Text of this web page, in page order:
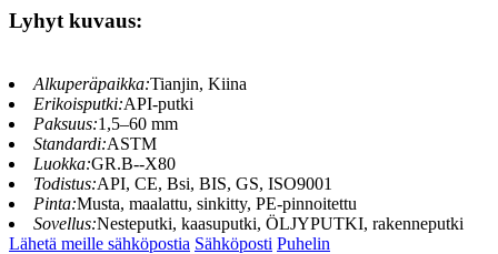
Lyhyt kuvaus:
Alkuperäpaikka:Tianjin, Kiina
Erikoisputki:API-putki
Paksuus:1,5–60 mm
Standardi:ASTM
Luokka:GR.B--X80
Todistus:API, CE, Bsi, BIS, GS, ISO9001
Pinta:Musta, maalattu, sinkitty, PE-pinnoitettu
Sovellus:Nesteputki, kaasuputki, ÖLJYPUTKI, rakenneputki
Lähetä meille sähköpostia Sähköposti Puhelin